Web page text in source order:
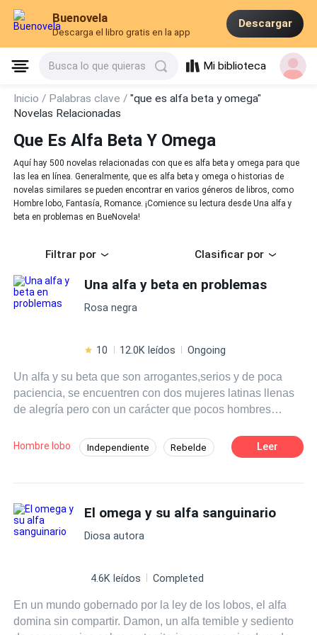
Buenovela
Descarga el libro gratis en la app
Descargar
Busca lo que quieras Mi biblioteca
Inicio / Palabras clave /"que es alfa beta y omega"
Novelas Relacionadas
Que Es Alfa Beta Y Omega
Aquí hay 500 novelas relacionadas con que es alfa beta y omega para que
las lea en línea. Generalmente, que es alfa beta y omega o historias de
novelas similares se pueden encontrar en varios géneros de libros, como
Hombre lobo, Fantasía, Romance. ¡Comience su lectura desde Una alfa y
beta en problemas en BueNovela!
Filtrar por Clasificar por
Una alfa y beta en problemas
Rosa negra
10 12.0K leídos Ongoing
Un alfa y su beta que son arrogantes,serios y de poca
paciencia, se encuentren con dos mujeres latinas llenas
de alegría pero con un carácter que pocos hombres
conquistarlas antes que pase algo que todos ellos
desconocen y sean separados...
Hombre lobo Independiente Rebelde Leer
El omega y su alfa sanguinario
Diosa autora
4.6K leídos Completed
En un mundo gobernado por la ley de los lobos, el alfa
domina sin compartir. Damon, un alfa temible y sediento